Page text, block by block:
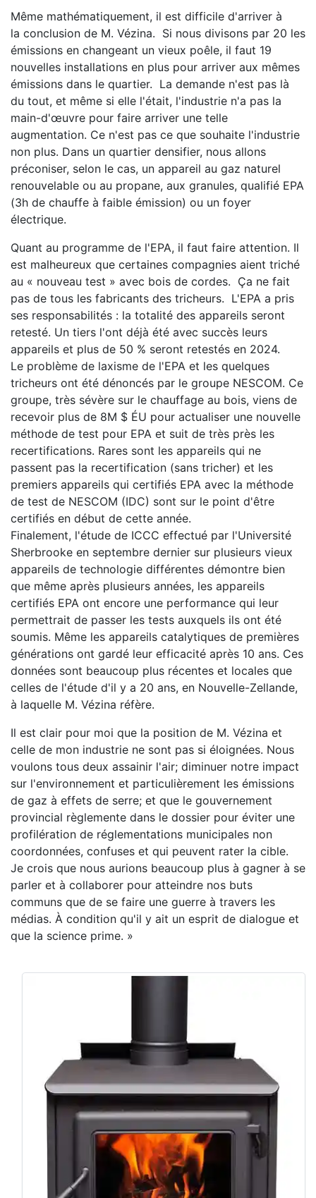
Même mathématiquement, il est difficile d'arriver à
la conclusion de M. Vézina. Si nous divisons par 20 les
émissions en changeant un vieux poêle, il faut 19
nouvelles installations en plus pour arriver aux mêmes
émissions dans le quartier. La demande n'est pas là
du tout, et même si elle l'était, l'industrie n'a pas la
main-d'œuvre pour faire arriver une telle
augmentation. Ce n'est pas ce que souhaite l'industrie
non plus. Dans un quartier densifier, nous allons
préconiser, selon le cas, un appareil au gaz naturel
renouvelable ou au propane, aux granules, qualifié EPA
(3h de chauffe à faible émission) ou un foyer
électrique.
Quant au programme de l'EPA, il faut faire attention. Il
est malheureux que certaines compagnies aient triché
au « nouveau test » avec bois de cordes. Ça ne fait
pas de tous les fabricants des tricheurs. L'EPA a pris
ses responsabilités : la totalité des appareils seront
retesté. Un tiers l'ont déjà été avec succès leurs
appareils et plus de 50 % seront retestés en 2024.
Le problème de laxisme de l'EPA et les quelques
tricheurs ont été dénoncés par le groupe NESCOM. Ce
groupe, très sévère sur le chauffage au bois, viens de
recevoir plus de 8M $ ÉU pour actualiser une nouvelle
méthode de test pour EPA et suit de très près les
recertifications. Rares sont les appareils qui ne
passent pas la recertification (sans tricher) et les
premiers appareils qui certifiés EPA avec la méthode
de test de NESCOM (IDC) sont sur le point d'être
certifiés en début de cette année.
Finalement, l'étude de ICCC effectué par l'Université
Sherbrooke en septembre dernier sur plusieurs vieux
appareils de technologie différentes démontre bien
que même après plusieurs années, les appareils
certifiés EPA ont encore une performance qui leur
permettrait de passer les tests auxquels ils ont été
soumis. Même les appareils catalytiques de premières
générations ont gardé leur efficacité après 10 ans. Ces
données sont beaucoup plus récentes et locales que
celles de l'étude d'il y a 20 ans, en Nouvelle-Zellande,
à laquelle M. Vézina réfère.
Il est clair pour moi que la position de M. Vézina et
celle de mon industrie ne sont pas si éloignées. Nous
voulons tous deux assainir l'air; diminuer notre impact
sur l'environnement et particulièrement les émissions
de gaz à effets de serre; et que le gouvernement
provincial règlemente dans le dossier pour éviter une
profilération de réglementations municipales non
coordonnées, confuses et qui peuvent rater la cible.
Je crois que nous aurions beaucoup plus à gagner à se
parler et à collaborer pour atteindre nos buts
communs que de se faire une guerre à travers les
médias. À condition qu'il y ait un esprit de dialogue et
que la science prime. »